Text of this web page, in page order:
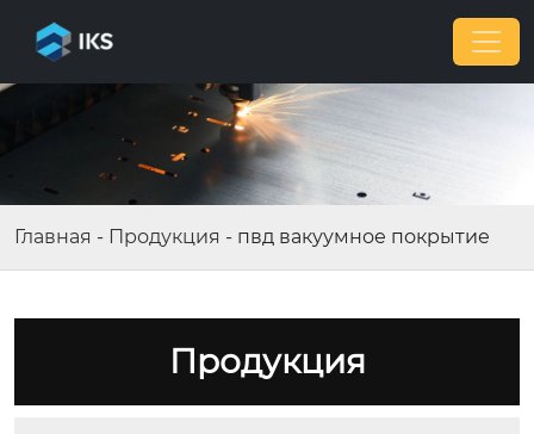
Главная - Продукция - пвд вакуумное покрытие
Продукция